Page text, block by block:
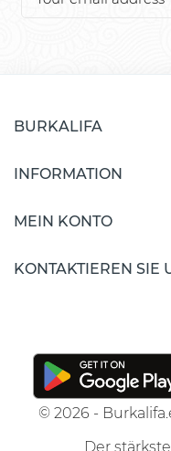
BURKALIFA
INFORMATION
MEIN KONTO
KONTAKTIEREN SIE
© 2026 -
Der